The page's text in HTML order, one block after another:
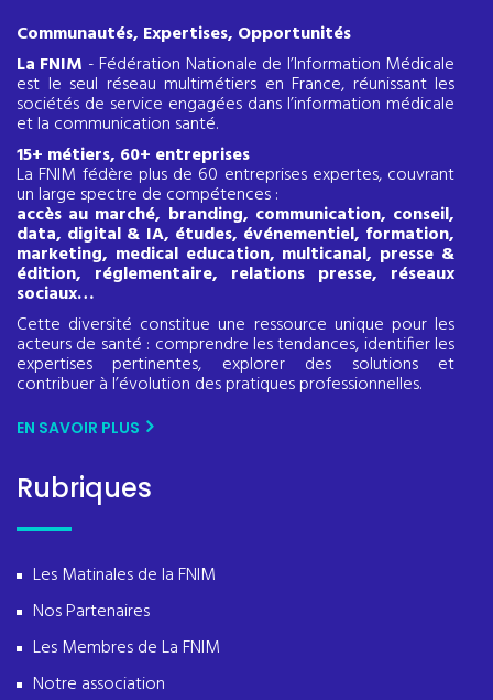
Communautés, Expertises, Opportunités
La FNIM - Fédération Nationale de l’Information Médicale
est le seul réseau multimétiers en France, réunissant les
sociétés de service engagées dans l’information médicale
et la communication santé.
15+ métiers, 60+ entreprises
La FNIM fédère plus de 60 entreprises expertes, couvrant
un large spectre de compétences :
accès au marché, branding, communication, conseil,
data, digital & IA, études, événementiel, formation,
marketing, medical education, multicanal, presse &
édition, réglementaire, relations presse, réseaux
sociaux…
Cette diversité constitue une ressource unique pour les
acteurs de santé : comprendre les tendances, identifier les
expertises pertinentes, explorer des solutions et
contribuer à l’évolution des pratiques professionnelles.
EN SAVOIR PLUS
Rubriques
Les Matinales de la FNIM
Nos Partenaires
Les Membres de La FNIM
Notre association